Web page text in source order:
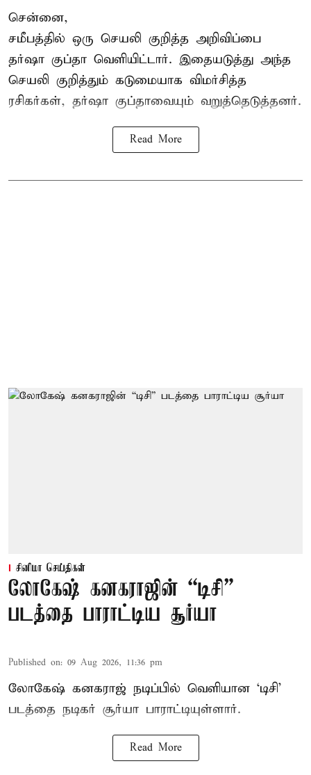
சென்னை,
சமீபத்தில் ஒரு செயலி குறித்த அறிவிப்பை
தர்ஷா குப்தா வெளியிட்டார். இதையடுத்து அந்த
செயலி குறித்தும் கடுமையாக விமர்சித்த
ரசிகர்கள், தர்ஷா குப்தாவையும் வறுத்தெடுத்தனர்.
Read More
சினிமா செய்திகள்
லோகேஷ் கனகராஜின் “டிசி”
படத்தை பாராட்டிய சூர்யா
Published on: 09 Aug 2026, 11:36 pm
லோகேஷ் கனகராஜ் நடிப்பில் வெளியான ‘டிசி’
படத்தை நடிகர் சூர்யா பாராட்டியுள்ளார்.
Read More